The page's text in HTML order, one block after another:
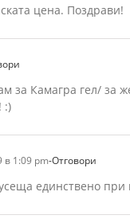
цена. Поздрави!
за Камагра гел/ за
:)
в 1:09 pm-Отговори
единствено